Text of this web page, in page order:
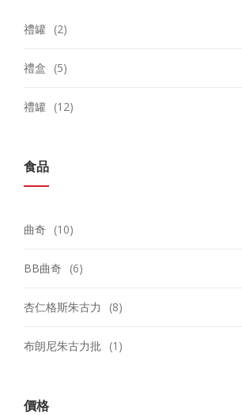
禮罐 (2)
禮盒 (5)
禮罐 (12)
食品
曲奇 (10)
BB曲奇 (6)
杏仁格斯朱古力 (8)
布朗尼朱古力批 (1)
價格